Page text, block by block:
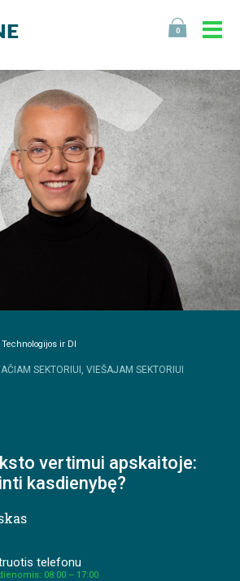
0
Technologijos ir DI
SEKTORIUI, VIEŠAJAM SEKTORIUI
vertimui apskaitoje:
kasdienybę?
telefonu
08:00 – 17:00